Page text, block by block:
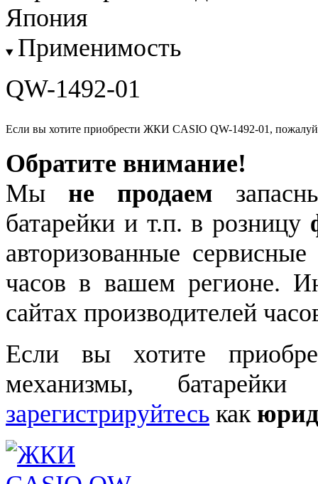
Япония
Применимость
QW-1492-01
Если вы хотите приобрести ЖКИ CASIO QW-1492-01,
Обратите внимание!
Мы не продаем
батарейки и т.п. в розницу
авторизованные
часов в вашем регионе.
сайтах производителей
Если вы хотите
механизмы,
зарегистрируйтесь как